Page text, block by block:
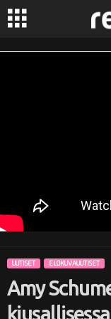
R
w
UUTISET ELOKUVAUUTISET
Amy